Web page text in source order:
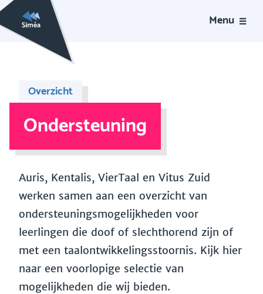
Menu
Overzicht
Ondersteuning
Auris, Kentalis, VierTaal en Vitus Zuid
werken samen aan een overzicht van
ondersteuningsmogelijkheden voor
leerlingen die doof of slechthorend zijn of
met een taalontwikkelingsstoornis. Kijk hier
naar een voorlopige selectie van
mogelijkheden die wij bieden.